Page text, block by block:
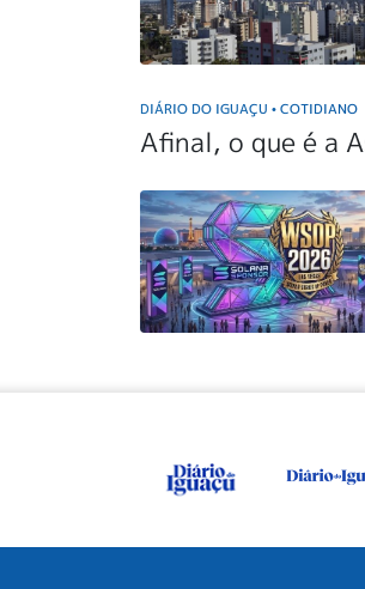
DIÁRIO DO IGUAÇU • COTIDIANO
Afinal, o que é a